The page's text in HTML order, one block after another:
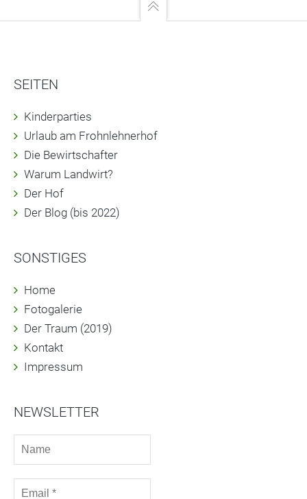
SEITEN
Kinderparties
Urlaub am Frohnlehnerhof
Die Bewirtschafter
Warum Landwirt?
Der Hof
Der Blog (bis 2022)
SONSTIGES
Home
Fotogalerie
Der Traum (2019)
Kontakt
Impressum
NEWSLETTER